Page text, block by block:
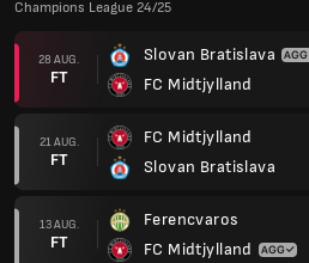
Champions League 24/25
28 AUG.
FT
Slovan Bratislava
FC Midtjylland
21 AUG.
FT
FC Midtjylland
Slovan Bratislava
13 AUG.
FT
Ferencvaros
FC Midtjylland